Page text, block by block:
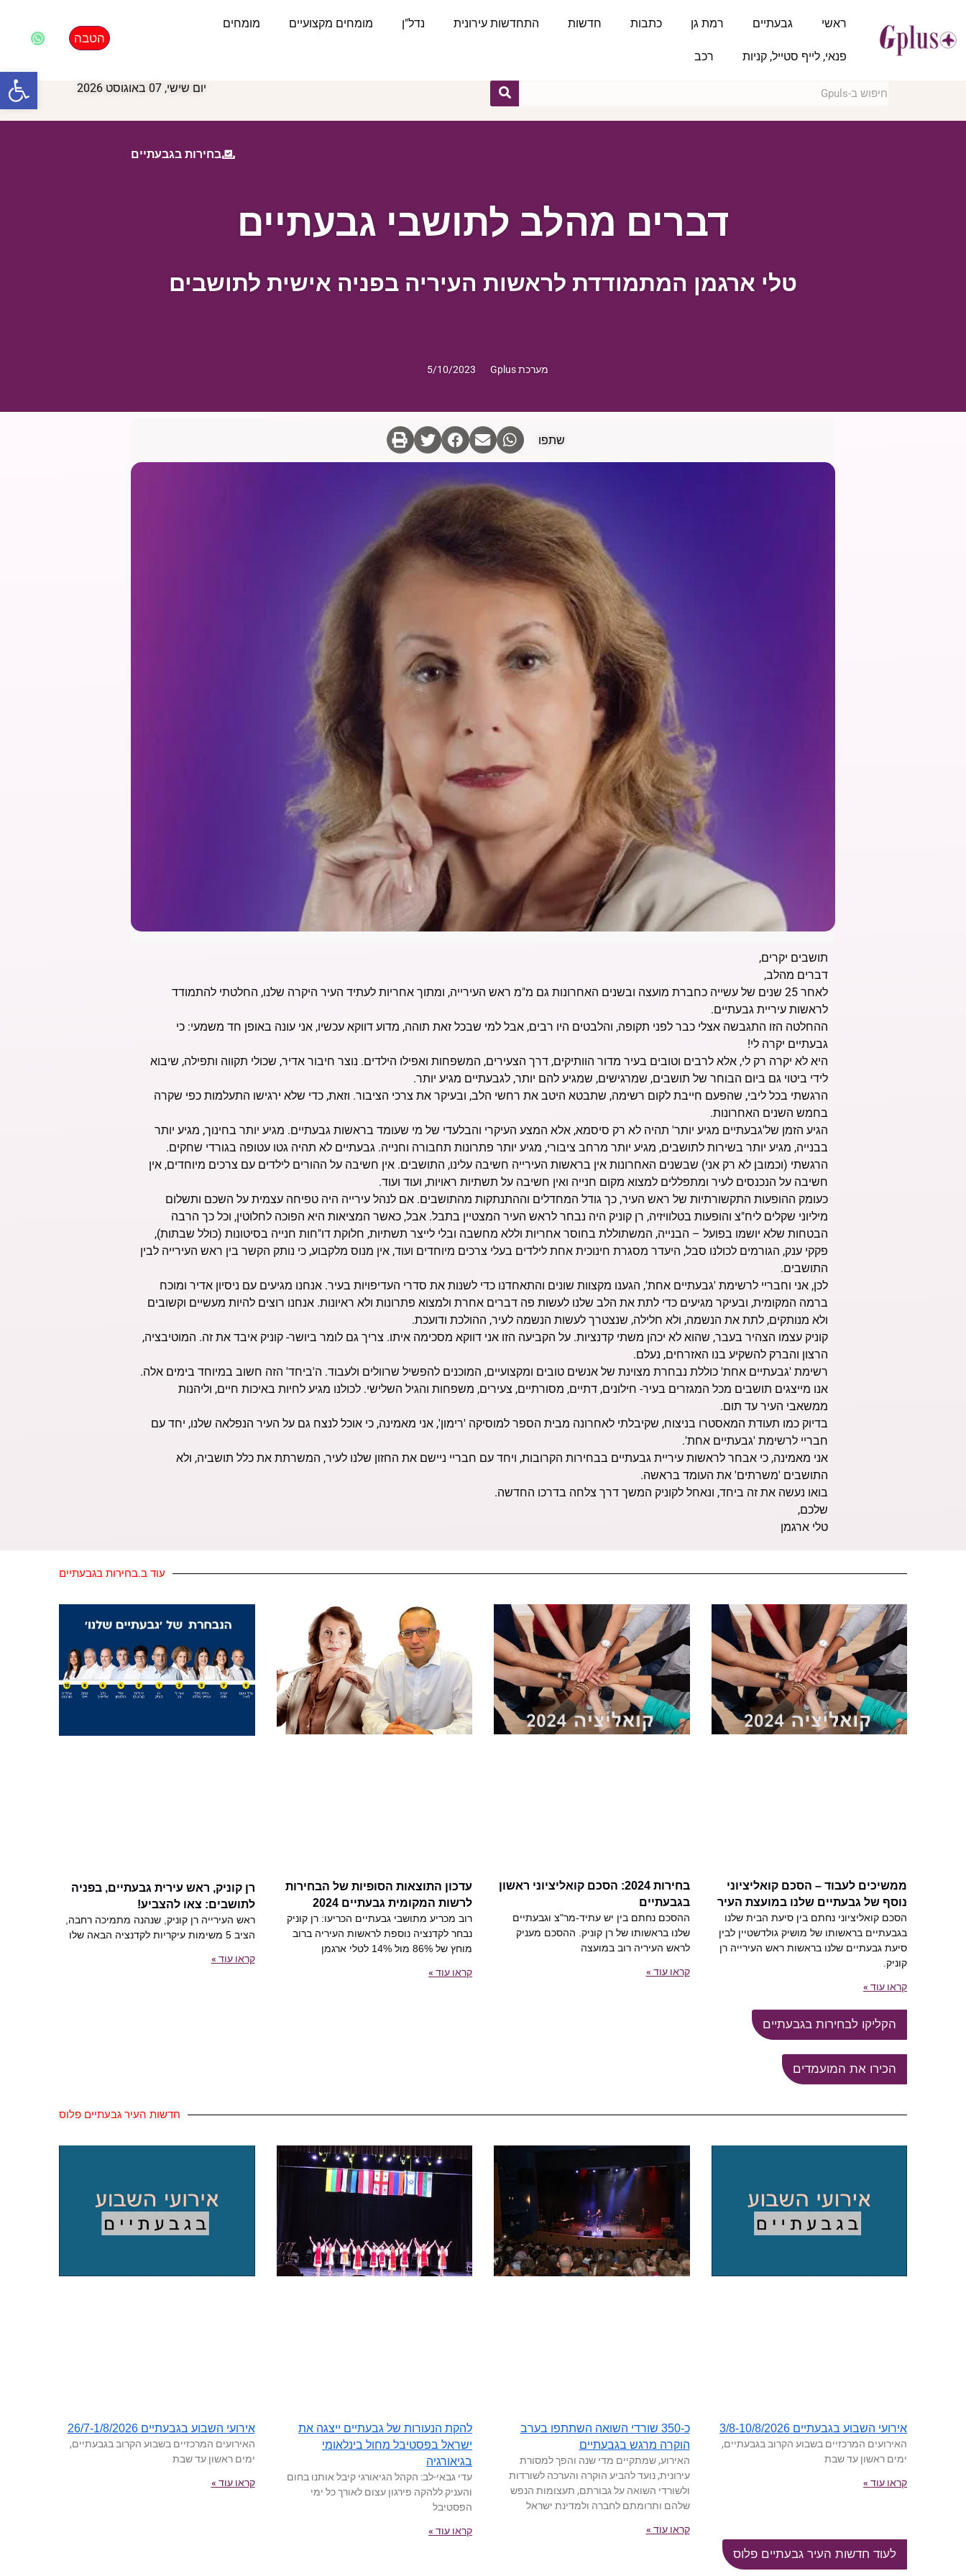
ראשי גבעתיים רמת גן כתבות חדשות התחדשות עירונית נדל"ן מומחים מקצועיים מומחים
פנאי, לייף סטייל, קניות רכב
הטבה
יום שישי, 07 באוגוסט 2026
בחירות בגבעתיים
דברים מהלב לתושבי גבעתיים
טלי ארגמן המתמודדת לראשות העיריה בפניה אישית לתושבים
מערכת Gplus 5/10/2023
שתפו
תושבים יקרים,
דברים מהלב,
לאחר 25 שנים של עשייה כחברת מועצה ובשנים האחרונות גם מ"מ ראש העירייה, ומתוך אחריות לעתיד העיר היקרה שלנו, החלטתי להתמודד
לראשות עיריית גבעתיים.
ההחלטה הזו התגבשה אצלי כבר לפני תקופה, והלבטים היו רבים, אבל למי שבכל זאת תוהה, מדוע דווקא עכשיו, אני עונה באופן חד משמעי: כי
גבעתיים יקרה לי!
היא לא יקרה רק לי, אלא לרבים וטובים בעיר מדור הוותיקים, דרך הצעירים, המשפחות ואפילו הילדים. נוצר חיבור אדיר, שכולי תקווה ותפילה, שיבוא
לידי ביטוי גם ביום הבוחר של תושבים, שמרגישים, שמגיע להם יותר, לגבעתיים מגיע יותר.
הרגשתי בכל ליבי, שהפעם חייבת לקום רשימה, שתבטא היטב את רחשי הלב, ובעיקר את צרכי הציבור. וזאת, כדי שלא ירגישו התעלמות כפי שקרה
בחמש השנים האחרונות.
הגיע הזמן של'גבעתיים מגיע יותר' תהיה לא רק סיסמא, אלא המצע העיקרי והבלעדי של מי שעומד בראשות גבעתיים. מגיע יותר בחינוך, מגיע יותר
בבנייה, מגיע יותר בשירות לתושבים, מגיע יותר מרחב ציבורי, מגיע יותר פתרונות תחבורה וחנייה. גבעתיים לא תהיה גטו עטופה בגורדי שחקים.
הרגשתי (וכמובן לא רק אני) שבשנים האחרונות אין בראשות העירייה חשיבה עלינו, התושבים. אין חשיבה על ההורים לילדים עם צרכים מיוחדים, אין
חשיבה על הנכנסים לעיר ומתפללים למצוא מקום חנייה ואין חשיבה על תשתיות ראויות, ועוד ועוד.
כעומק ההופעות התקשורתיות של ראש העיר, כך גודל המחדלים וההתנתקות מהתושבים. אם לנהל עירייה היה טפיחה עצמית על השכם ותשלום
מיליוני שקלים ליח"צ והופעות בטלוויזיה, רן קוניק היה נבחר לראש העיר המצטיין בתבל. אבל, כאשר המציאות היא הפוכה לחלוטין, וכל כך הרבה
הבטחות שלא יושמו בפועל – הבנייה, המשתוללת בחוסר אחריות וללא מחשבה ובלי לייצר תשתיות, חלוקת דו"חות חנייה בסיטונות (כולל שבתות),
פקקי ענק, הגורמים לכולנו סבל, היעדר מסגרת חינוכית אחת לילדים בעלי צרכים מיוחדים ועוד, אין מנוס מלקבוע, כי נותק הקשר בין ראש העירייה לבין
התושבים.
לכן, אני וחבריי לרשימת 'גבעתיים אחת', הגענו מקצוות שונים והתאחדנו כדי לשנות את סדרי העדיפויות בעיר. אנחנו מגיעים עם ניסיון אדיר ומוכח
ברמה המקומית, ובעיקר מגיעים כדי לתת את הלב שלנו לעשות פה דברים אחרת ולמצוא פתרונות ולא ראיונות. אנחנו רוצים להיות מעשיים וקשובים
ולא מנותקים, לתת את הנשמה, ולא חלילה, שנצטרך לעשות הנשמה לעיר, ההולכת ודועכת.
קוניק עצמו הצהיר בעבר, שהוא לא יכהן משתי קדנציות. על הקביעה הזו אני דווקא מסכימה איתו. צריך גם לומר ביושר- קוניק איבד את זה. המוטיבציה,
הרצון והברק להשקיע בנו האזרחים, נעלם.
רשימת 'גבעתיים אחת' כוללת נבחרת מצוינת של אנשים טובים ומקצועיים, המוכנים להפשיל שרוולים ולעבוד. ה'ביחד' הזה חשוב במיוחד בימים אלה.
אנו מייצגים תושבים מכל המגזרים בעיר- חילונים, דתיים, מסורתיים, צעירים, משפחות והגיל השלישי. לכולנו מגיע לחיות באיכות חיים, וליהנות
ממשאבי העיר עד תום.
בדיוק כמו תעודת המאסטרו בניצוח, שקיבלתי לאחרונה מבית הספר למוסיקה 'רימון', אני מאמינה, כי אוכל לנצח גם על העיר הנפלאה שלנו, יחד עם
חבריי לרשימת 'גבעתיים אחת'.
אני מאמינה, כי אבחר לראשות עיריית גבעתיים בבחירות הקרובות, ויחד עם חבריי ניישם את החזון שלנו לעיר, המשרתת את כלל תושביה, ולא
התושבים 'משרתים' את העומד בראשה.
בואו נעשה את זה ביחד, ונאחל לקוניק המשך דרך צלחה בדרכו החדשה.
שלכם,
טלי ארגמן
עוד ב.בחירות בגבעתיים
ממשיכים לעבוד – הסכם קואליציוני
נוסף של גבעתיים שלנו במועצת העיר
הסכם קואליציוני נחתם בין סיעת הבית שלנו
בגבעתיים בראשותו של מושיק גולדשטיין לבין
סיעת גבעתיים שלנו בראשות ראש העירייה רן
קוניק.
קראו עוד »
בחירות 2024: הסכם קואליציוני ראשון
בגבעתיים
ההסכם נחתם בין יש עתיד-מר"צ וגבעתיים
שלנו בראשותו של רן קוניק. ההסכם מעניק
לראש העיריה רוב במועצה
קראו עוד »
עדכון התוצאות הסופיות של הבחירות
לרשות המקומית גבעתיים 2024
רוב מכריע מתושבי גבעתיים הכריעו: רן קוניק
נבחר לקדנציה נוספת לראשות העיריה ברוב
מוחץ של 86% מול 14% לטלי ארגמן
קראו עוד »
רן קוניק, ראש עירית גבעתיים, בפניה
לתושבים: צאו להצביע!
ראש העירייה רן קוניק, שנהנה מתמיכה רחבה,
הציב 5 משימות עיקריות לקדנציה הבאה שלו
קראו עוד »
הקליקו לבחירות בגבעתיים
הכירו את המועמדים
חדשות העיר גבעתיים פלוס
אירועי השבוע בגבעתיים 3/8-10/8/2026
האירועים המרכזיים בשבוע הקרוב בגבעתיים,
ימים ראשון עד שבת
קראו עוד »
כ-350 שורדי השואה השתתפו בערב
הוקרה מרגש בגבעתיים
האירוע, שמתקיים מדי שנה והפך למסורת
עירונית, נועד להביע הוקרה והערכה לשורדות
ולשורדי השואה על גבורתם, תעצומות הנפש
שלהם ותרומתם לחברה ולמדינת ישראל
קראו עוד »
להקת הנעורות של גבעתיים ייצגה את
ישראל בפסטיבל מחול בינלאומי
בגיאורגיה
עדי גבאי-לב: הקהל הגיאורגי קיבל אותנו בחום
והעניק ללהקה פירגון עצום לאורך כל ימי
הפסטיבל
קראו עוד »
אירועי השבוע בגבעתיים 26/7-1/8/2026
האירועים המרכזיים בשבוע הקרוב בגבעתיים,
ימים ראשון עד שבת
קראו עוד »
לעוד חדשות העיר גבעתיים פלוס
פתח